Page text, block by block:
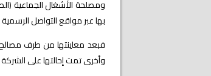
ومصلحة الأشغال الجماعية
بها عبر مواقع التواصل
فبعد معاينتها من طرف
وأخرى تمت إحالتها على